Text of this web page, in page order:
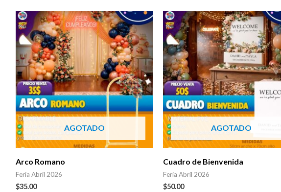
AGOTADO
Arco Romano
Feria Abril 2026
$35.00
AGOTADO
Cuadro de Bienvenida
Feria Abril 2026
$50.00